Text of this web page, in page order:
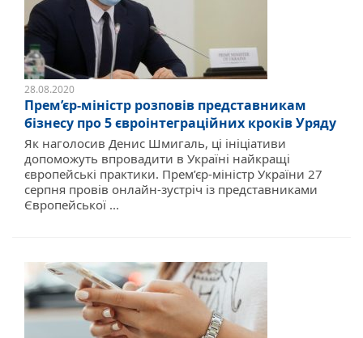
28.08.2020
Прем’єр-міністр розповів представникам
бізнесу про 5 євроінтеграційних кроків Уряду
Як наголосив Денис Шмигаль, ці ініціативи
допоможуть впровадити в Україні найкращі
європейські практики. Прем’єр-міністр України 27
серпня провів онлайн-зустріч із представниками
Європейської ...